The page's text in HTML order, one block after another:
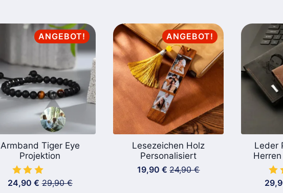
23,90 €
ANGEBOT!
Armband Tiger Eye
Projektion
29,90€
Ursprünglicher
24,90 € Aktueller
ANGEBOT!
Lesezeichen Holz
Personalisiert
24,90€
Ursprünglicher
19,90 € Aktueller
Leder